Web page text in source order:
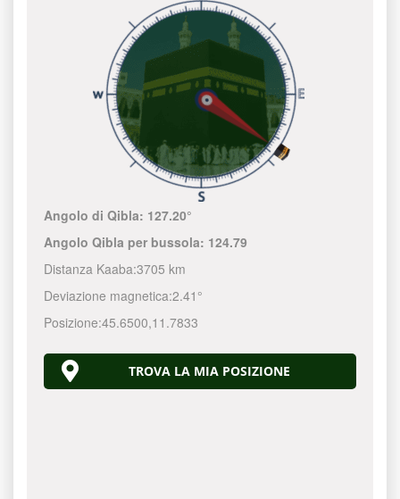
Angolo di Qibla: 127.20°
Angolo Qibla per bussola: 124.79
Distanza Kaaba:3705 km
Deviazione magnetica:2.41°
Posizione:45.6500,11.7833
TROVA LA MIA POSIZIONE